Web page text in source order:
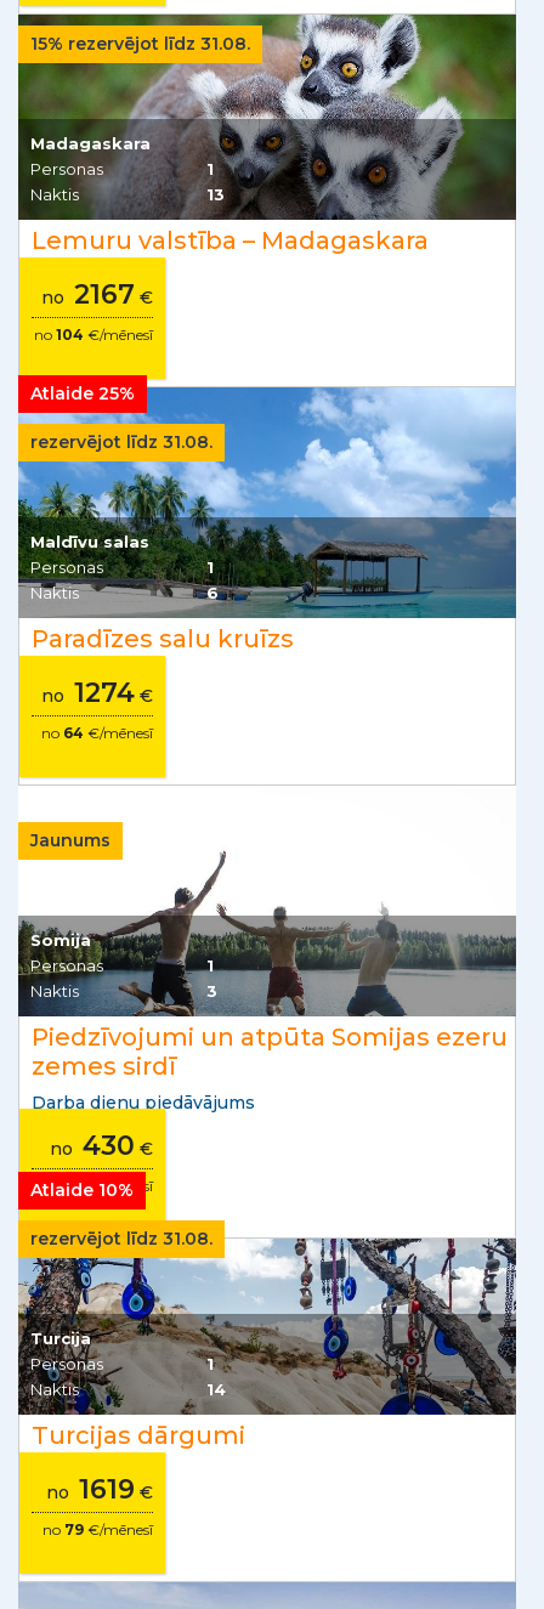
15% rezervējot līdz 31.08.
Madagaskara
Personas
1
Naktis
13
Lemuru valstība – Madagaskara
no 2167 €
no 104 €/mēnesī
Atlaide 25%
rezervējot līdz 31.08.
Maldīvu salas
Personas
1
Naktis
6
Paradīzes salu kruīzs
no 1274 €
no 64 €/mēnesī
Jaunums
Somija
Personas
1
Naktis
3
Piedzīvojumi un atpūta Somijas ezeru
zemes sirdī
Darba dienu piedāvājums
no 430 €
no28€/mēnesī
Atlaide 10%
rezervējot līdz 31.08.
Turcija
Personas
1
Naktis
14
Turcijas dārgumi
no 1619 €
no 79 €/mēnesī